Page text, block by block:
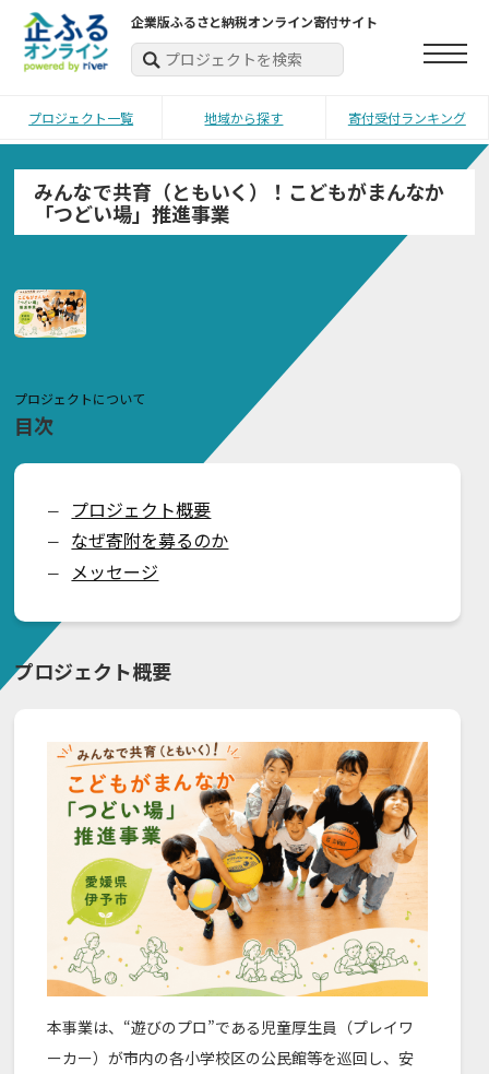
企業版ふるさと納税オンライン寄付サイト
プロジェクト一覧 地域から探す 寄付受付ランキング
みんなで共育（ともいく）！こどもがまんなか
「つどい場」推進事業
プロジェクトについて
目次
ー プロジェクト概要
ー なぜ寄附を募るのか
ー メッセージ
プロジェクト概要
本事業は、“遊びのプロ”である児童厚生員（プレイワ
ーカー）が市内の各小学校区の公民館等を巡回し、安